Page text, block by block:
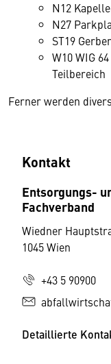
N12
N27
ST19
W10 WIG
Teilbereich
Ferner werden
Kontakt
Entsorgungs-
Fachverband
Wiedner
1045 Wien
+43 5 90900
Detaillierte